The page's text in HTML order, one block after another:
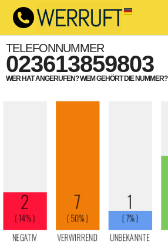
TELEFONNUMMER
023613859803
WER HAT ANGERUFEN? WEM GEHÖRT DIE NUMMER?